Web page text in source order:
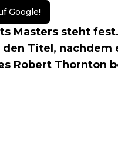
Google!
Masters steht fest.
den Titel, nachdem
Robert Thornton